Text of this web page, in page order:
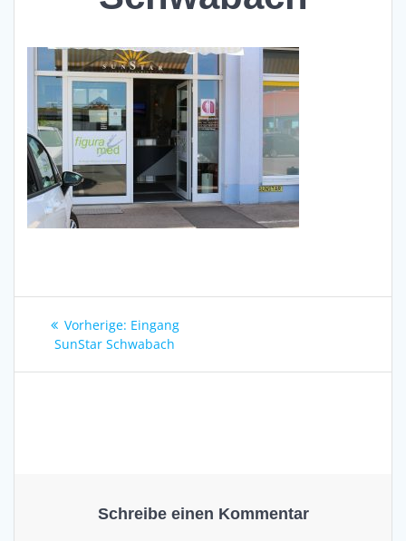
Beitragsnavigation
Vorherige: Vorheriger
Beitrag:
Eingang
SunStar Schwabach
Schreibe einen Kommentar